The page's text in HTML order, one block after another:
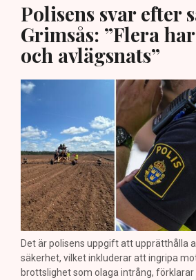
Polisens svar efter
Grimsås: ”Flera
och avlägsnats”
Det är polisens uppgift att upprätthålla
säkerhet, vilket inkluderar att ingripa
brottslighet som olaga intrång, förklarar